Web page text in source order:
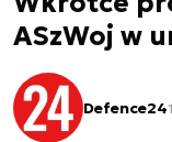
ASzWoj w
Defence24